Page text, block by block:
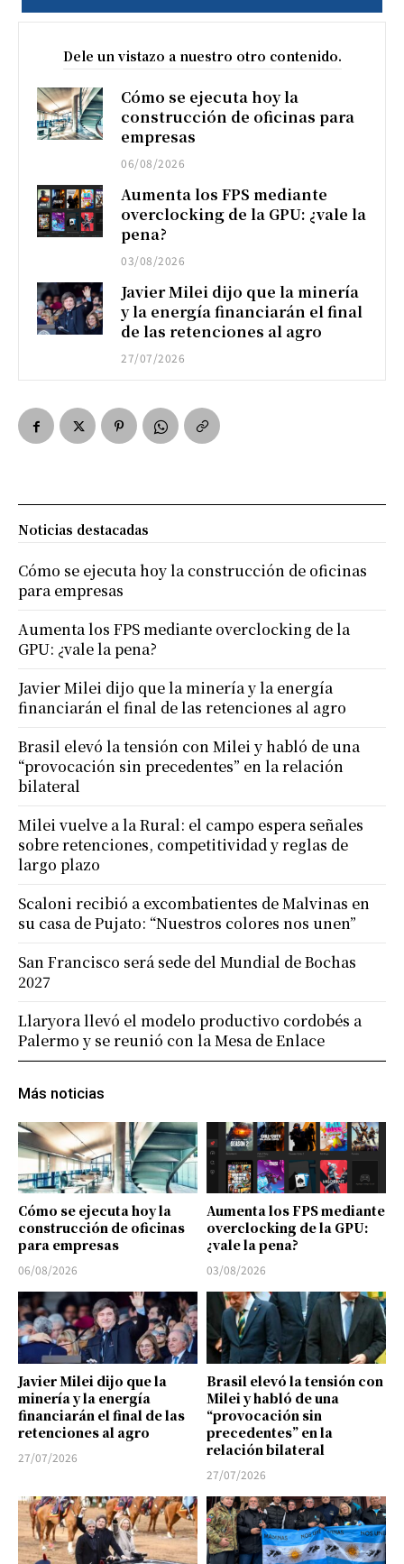
Dele un vistazo a nuestro otro contenido.
Cómo se ejecuta hoy la
construcción de oficinas para
empresas
06/08/2026
Aumenta los FPS mediante
overclocking de la GPU: ¿vale la
pena?
03/08/2026
Javier Milei dijo que la minería
y la energía financiarán el final
de las retenciones al agro
27/07/2026
Más noticias
Cómo se ejecuta hoy la
construcción de oficinas
para empresas
06/08/2026
Aumenta los FPS mediante
overclocking de la GPU:
¿vale la pena?
03/08/2026
Javier Milei dijo que la
minería y la energía
financiarán el final de las
retenciones al agro
27/07/2026
Brasil elevó la tensión con
Milei y habló de una
“provocación sin
precedentes” en la
relación bilateral
27/07/2026
Noticias destacadas
Cómo se ejecuta hoy la construcción de oficinas
para empresas
Aumenta los FPS mediante overclocking de la
GPU: ¿vale la pena?
Javier Milei dijo que la minería y la energía
financiarán el final de las retenciones al agro
Brasil elevó la tensión con Milei y habló de una
“provocación sin precedentes” en la relación
bilateral
Milei vuelve a la Rural: el campo espera señales
sobre retenciones, competitividad y reglas de
largo plazo
Scaloni recibió a excombatientes de Malvinas en
su casa de Pujato: “Nuestros colores nos unen”
San Francisco será sede del Mundial de Bochas
2027
Llaryora llevó el modelo productivo cordobés a
Palermo y se reunió con la Mesa de Enlace